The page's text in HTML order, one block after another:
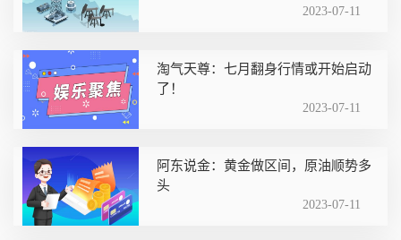
2023-07-11
淘气天尊：七月翻身行情或开始启动
了！
2023-07-11
阿东说金：黄金做区间，原油顺势多
头
2023-07-11